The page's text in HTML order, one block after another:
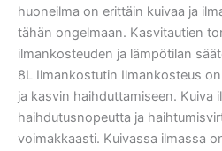
huoneilma on erittäin kuivaa ja
tähän ongelmaan. Kasvitautien
ilmankosteuden ja lämpötilan
8L Ilmankostutin Ilmankosteus
ja kasvin haihduttamiseen. Kuiva
haihdutusnopeutta ja
voimakkaasti. Kuivassa ilmassa